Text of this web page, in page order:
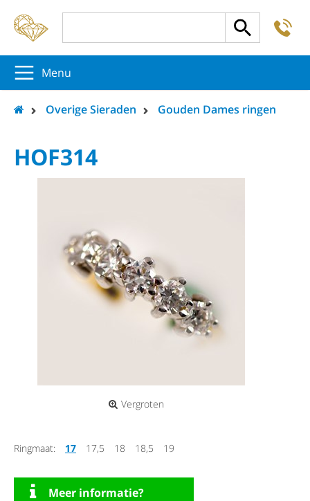
Menu
Overige Sieraden Gouden Dames ringen
HOF314
Vergroten
Ringmaat: 17 17,5 18 18,5 19
Meer informatie?